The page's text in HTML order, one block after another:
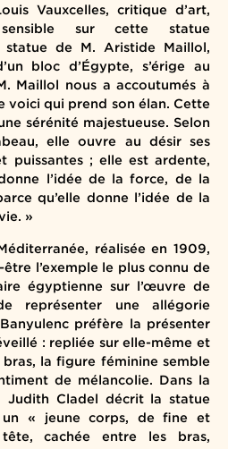
Vauxcelles, critique d’art,
sur cette statue
de M. Aristide Maillol,
bloc d’Égypte, s’érige au
Maillol nous a accoutumés à
voici qui prend son élan. Cette
sérénité majestueuse. Selon
elle ouvre au désir ses
puissantes ; elle est ardente,
l’idée de la force, de la
qu’elle donne l’idée de la
»
réalisée en 1909,
l’exemple le plus connu de
égyptienne sur l’œuvre de
représenter une allégorie
préfère la présenter
: repliée sur elle-même et
la figure féminine semble
de mélancolie. Dans la
Judith Cladel décrit la statue
un « jeune corps, de fine et
cachée entre les bras,